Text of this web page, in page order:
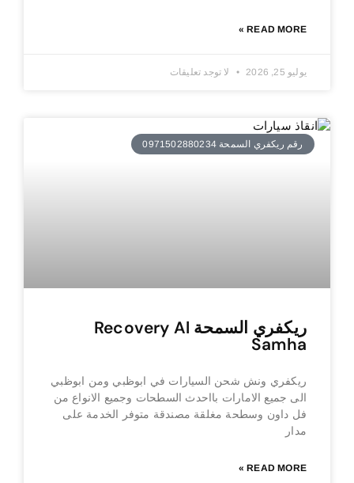
READ MORE »
يوليو 25, 2026 لا توجد تعليقات
رقم ريكفري السمحة 0971502880234
ريكفري السمحة Recovery Al
Samha
ريكفري ونش شحن السيارات في ابوظبي ومن ابوظبي
الى جميع الامارات بااحدث السطحات وجميع الانواع من
فل داون وسطحة مغلقة مصندقة متوفر الخدمة على
مدار
READ MORE »